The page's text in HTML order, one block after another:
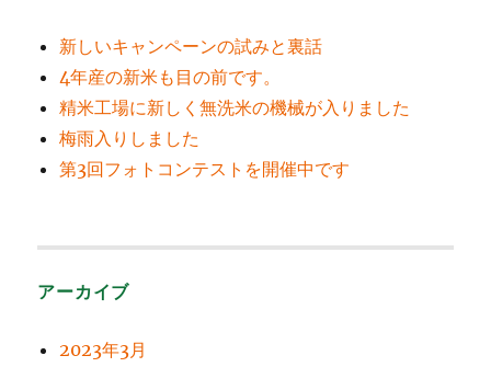
新しいキャンペーンの試みと裏話
4年産の新米も目の前です。
精米工場に新しく無洗米の機械が入りました
梅雨入りしました
第3回フォトコンテストを開催中です
アーカイブ
2023年3月